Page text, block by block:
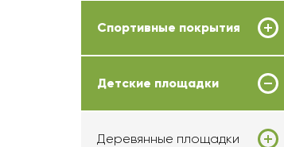
Спортивные покрытия
Детские площадки
Деревянные площадки